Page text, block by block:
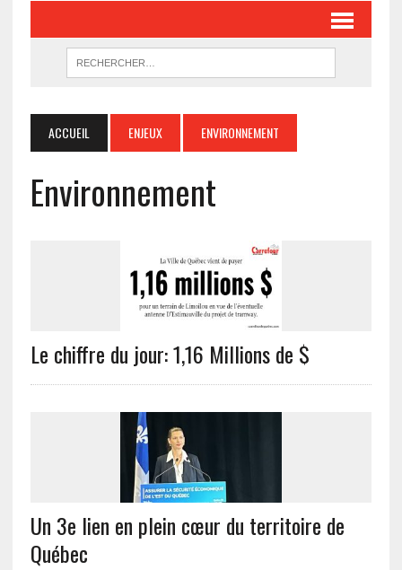
ACCUEIL ENJEUX ENVIRONNEMENT
Environnement
Le chiffre du jour: 1,16 Millions de $
Un 3e lien en plein cœur du territoire de
Québec